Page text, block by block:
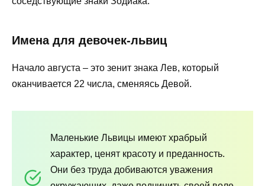
Имена для девочек-львиц
Начало августа – это зенит знака Лев, который
оканчивается 22 числа, сменяясь Девой.
Маленькие Львицы имеют храбрый
характер, ценят красоту и преданность.
Они без труда добиваются уважения